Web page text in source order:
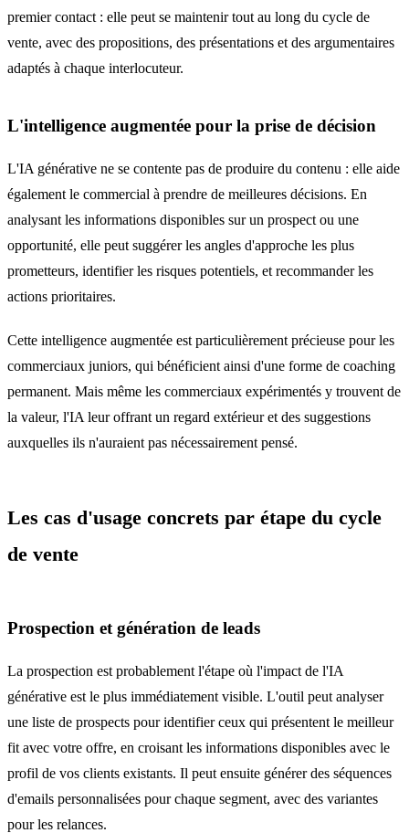
premier contact : elle peut se maintenir tout au long du cycle de
vente, avec des propositions, des présentations et des argumentaires
adaptés à chaque interlocuteur.
L'intelligence augmentée pour la prise de décision
L'IA générative ne se contente pas de produire du contenu : elle aide
également le commercial à prendre de meilleures décisions. En
analysant les informations disponibles sur un prospect ou une
opportunité, elle peut suggérer les angles d'approche les plus
prometteurs, identifier les risques potentiels, et recommander les
actions prioritaires.
Cette intelligence augmentée est particulièrement précieuse pour les
commerciaux juniors, qui bénéficient ainsi d'une forme de coaching
permanent. Mais même les commerciaux expérimentés y trouvent de
la valeur, l'IA leur offrant un regard extérieur et des suggestions
auxquelles ils n'auraient pas nécessairement pensé.
Les cas d'usage concrets par étape du cycle
de vente
Prospection et génération de leads
La prospection est probablement l'étape où l'impact de l'IA
générative est le plus immédiatement visible. L'outil peut analyser
une liste de prospects pour identifier ceux qui présentent le meilleur
fit avec votre offre, en croisant les informations disponibles avec le
profil de vos clients existants. Il peut ensuite générer des séquences
d'emails personnalisées pour chaque segment, avec des variantes
pour les relances.